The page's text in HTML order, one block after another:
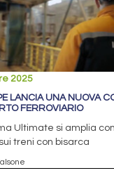
2025
LANCIA UNA NUOVA
FERROVIARIO
Ultimate si amplia con
treni con bisarca